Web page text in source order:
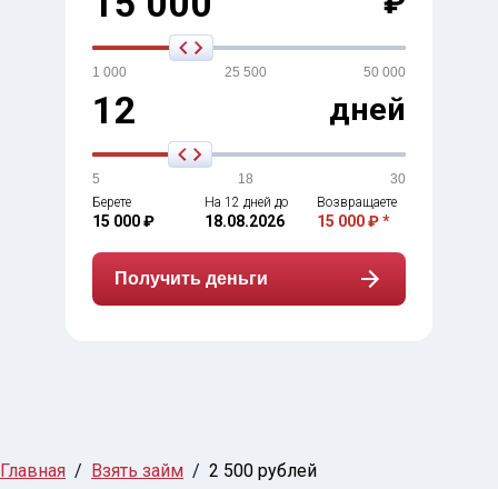
1 000 25 500 50 000
12 дней
5 18
30
Берете
15 000 ₽
На 12 дней до
18.08.2026
Возвращаете
15 000 ₽ *
Получить деньги
Главная Взять займ 2 500 рублей